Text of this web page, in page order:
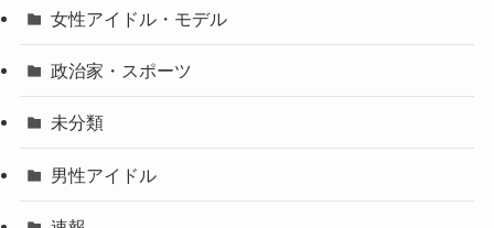
女性アイドル・モデル
政治家・スポーツ
未分類
男性アイドル